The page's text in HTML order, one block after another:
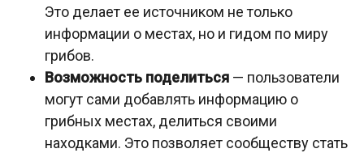
Это делает ее источником не только
информации о местах, но и гидом по миру
грибов.
Возможность поделиться — пользователи
могут сами добавлять информацию о
грибных местах, делиться своими
находками. Это позволяет сообществу стать